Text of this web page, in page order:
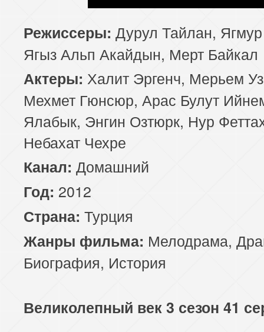
Режиссеры: Дурул Тайлан,
Ягыз Альп Акайдын, Мерт Байкал
Актеры: Халит Эргенч, Мерьем
Мехмет Гюнсюр, Арас Булут
Ялабык, Энгин Озтюрк, Нур
Небахат Чехре
Канал: Домашний
Год: 2012
Страна: Турция
Жанры фильма: Мелодрама,
Биография, История
Великолепный век 3 сезон 41